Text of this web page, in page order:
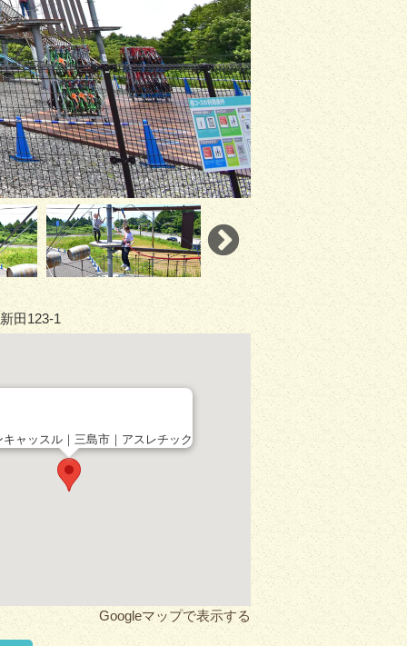
田123-1
キャッスル｜三島市｜アスレチック
Googleマップで表示する